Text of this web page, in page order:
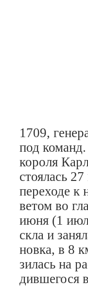
1709,
под
ко­ро­ля
стоя­лась
пе­ре­хо­де к
ве­том во
ию­ня (1
ск­ла и
нов­ка, в 8
зи­лась на
див­ше­го­ся